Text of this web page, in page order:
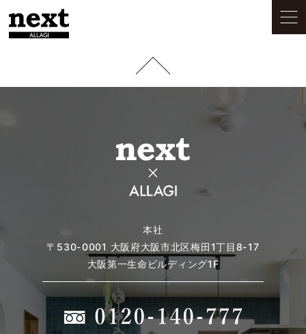
本社
〒530-0001 大阪府大阪市北区梅田1丁目8-17
大阪第一生命ビルディング1F